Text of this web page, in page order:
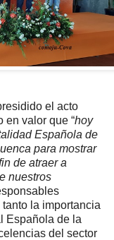
el acto
en valor que “hoy
Española de
para mostrar
de atraer a
nuestros
la importancia
Española de la
del sector